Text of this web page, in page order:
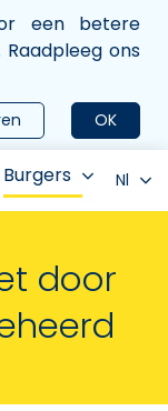
een betere
ons
OK
Burgers Nl
door